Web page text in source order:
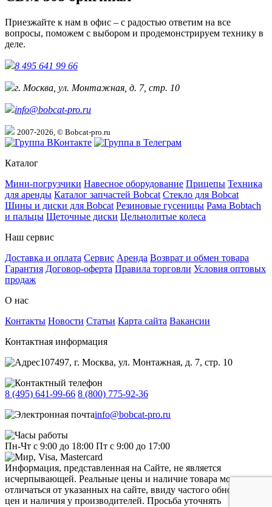
Приезжайте к нам в офис – с радостью ответим на все
вопросы, поможем с выбором и продемонстрируем технику в
деле.
8 495 641 99 66
г. Москва, ул. Монтажная, д. 7, стр. 10
info@bobcat-pro.ru
2007-2026, © Bobcat-pro.ru
Каталог
Мини-погрузчики Навесное оборудование Прицепы Техника
для аренды Каталог запчастей Bobcat Стекло для Bobcat
Шины и диски для Bobcat Резиновые гусеницы Рама Bobtach
и пальцы Щеточные диски Цельнолитые колеса
Наш сервис
Доставка и оплата Сервис Аренда Возврат и обмен товара
Гарантия Договор-оферта Правила торговли Условия оптовых
продаж
О нас
Контакты Новости Статьи Карта сайта Вакансии
Контактная информация
107497, г. Москва, ул. Монтажная, д. 7, стр. 10
8 (495) 641-99-66 8 (800) 775-92-36
info@bobcat-pro.ru
Пн-Чт с 9:00 до 18:00 Пт с 9:00 до 17:00
Информация, представленная на Сайте, не является
исчерпывающей. Реальные цены и наличие товара могут
отличаться от указанных на сайте, ввиду частого обновления
цен и наличия у производителей. Просьба уточнять